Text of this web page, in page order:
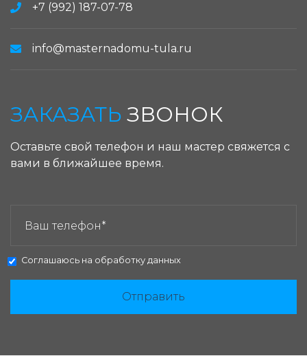
+7 (992) 187-07-78
info@masternadomu-tula.ru
ЗАКАЗАТЬ ЗВОНОК
Оставьте свой телефон и наш мастер свяжется с
вами в ближайшее время.
Соглашаюсь на обработку данных
Отправить